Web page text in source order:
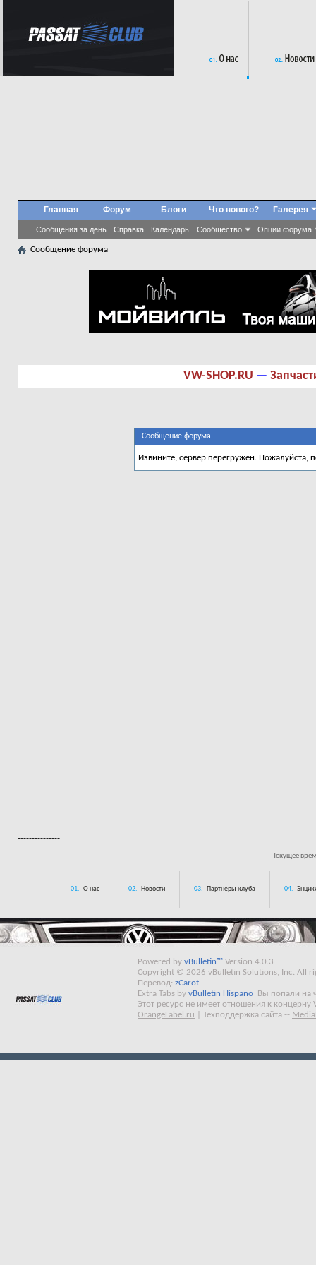
Главная Форум
Сообщения за день Справка Календарь Сообщество Опции форума
Блоги Что нового? Галерея
Сообщение форума
VW-SHOP.RU —
Сообщение форума
Извините, сервер перегружен. Пожалуйста,
---------------
Текущее
01. О нас 02. Новости 03. Партнеры клуба 04.
Powered by vBulletin™ Version 4.0.3
Copyright © 2026 vBulletin Solutions, Inc. All
Перевод: zCarot
Extra Tabs by vBulletin Hispano
Вы попали на
Этот ресурс не имеет отношения к концерну
OrangeLabel.ru
Техподдержка сайта --